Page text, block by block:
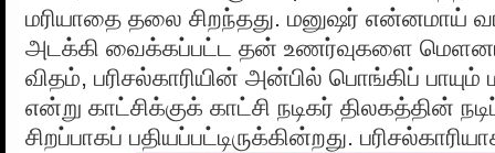
மரியாதை தலை சிறந்தது. மனுஷர் என்னமாய்
அடக்கி வைக்கப்பட்ட தன் உணர்வுகளை
விதம், பரிசல்காரியின் அன்பில் பொங்கிப் பாயும்
என்று காட்சிக்குக் காட்சி நடிகர் திலகத்தின்
சிறப்பாகப் பதியப்பட்டிருக்கின்றது.